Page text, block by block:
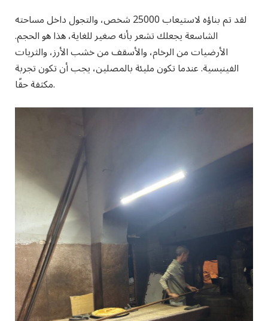
لقد تم بناؤه لاستيعاب 25000 شخص، والتجول داخل مساحته
الشاسعة يجعلك تشعر بأنه صغير للغاية، هذا هو الحجم.
الأرضيات من الرخام، والأسقف من خشب الأرز، والثريات
الفينيسية. عندما تكون مليئة بالمصلين، يجب أن تكون تجربة
مكثفة حقًا.